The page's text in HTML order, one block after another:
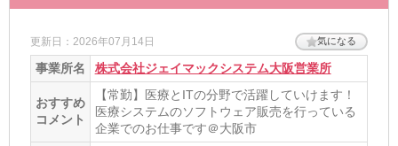
更新日：2026年07月14日 気になる
事業所名 株式会社ジェイマックシステム大阪営業所
おすすめ
コメント
【常勤】医療とITの分野で活躍していけます！
医療システムのソフトウェア販売を行っている
企業でのお仕事です＠大阪市